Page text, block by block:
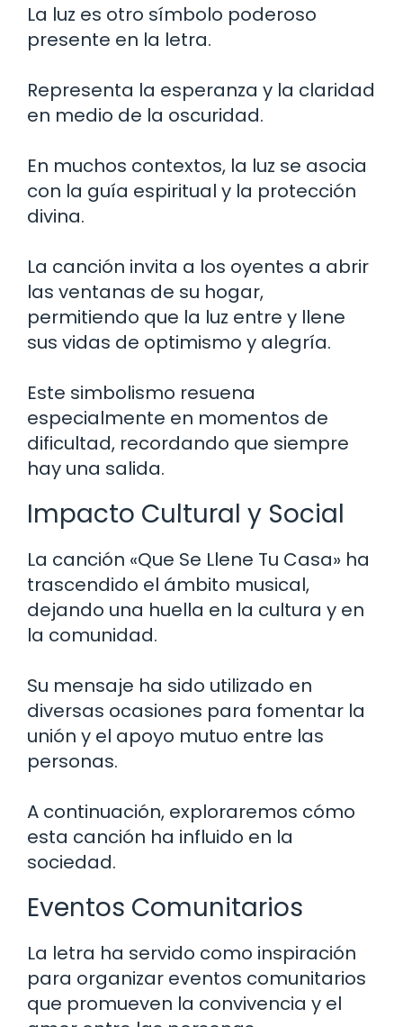
La luz es otro símbolo poderoso
presente en la letra.
Representa la esperanza y la claridad
en medio de la oscuridad.
En muchos contextos, la luz se asocia
con la guía espiritual y la protección
divina.
La canción invita a los oyentes a abrir
las ventanas de su hogar,
permitiendo que la luz entre y llene
sus vidas de optimismo y alegría.
Este simbolismo resuena
especialmente en momentos de
dificultad, recordando que siempre
hay una salida.
Impacto Cultural y Social
La canción «Que Se Llene Tu Casa» ha
trascendido el ámbito musical,
dejando una huella en la cultura y en
la comunidad.
Su mensaje ha sido utilizado en
diversas ocasiones para fomentar la
unión y el apoyo mutuo entre las
personas.
A continuación, exploraremos cómo
esta canción ha influido en la
sociedad.
Eventos Comunitarios
La letra ha servido como inspiración
para organizar eventos comunitarios
que promueven la convivencia y el